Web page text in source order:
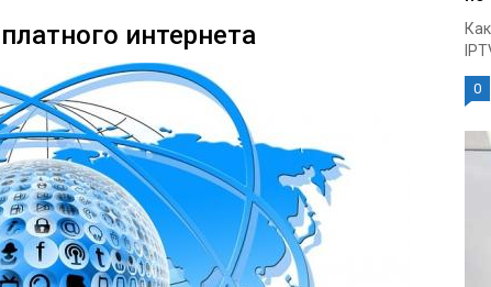
интернета
0